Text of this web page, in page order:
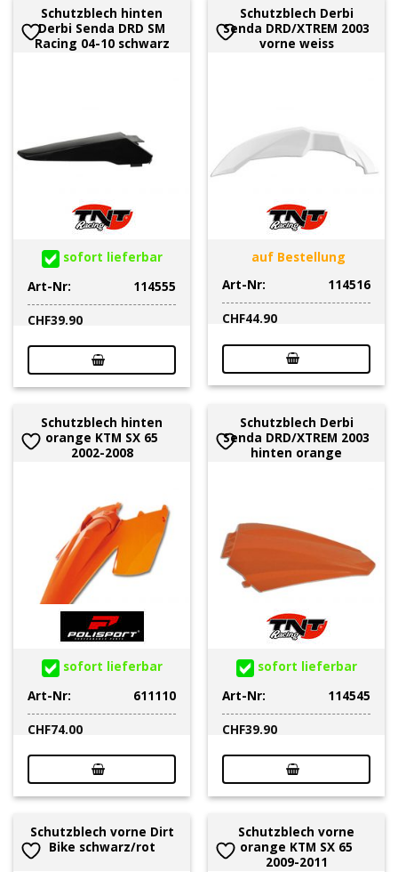
Schutzblech hinten
Derbi Senda DRD SM
Racing 04-10 schwarz
sofort lieferbar
Art-Nr:
114555
CHF39.90
Schutzblech Derbi
Senda DRD/XTREM 2003
vorne weiss
auf Bestellung
Art-Nr:
114516
CHF44.90
Schutzblech hinten
orange KTM SX 65
2002-2008
sofort lieferbar
Art-Nr:
611110
CHF74.00
Schutzblech Derbi
Senda DRD/XTREM 2003
hinten orange
sofort lieferbar
Art-Nr:
114545
CHF39.90
Schutzblech vorne Dirt
Bike schwarz/rot
Schutzblech vorne
orange KTM SX 65
2009-2011